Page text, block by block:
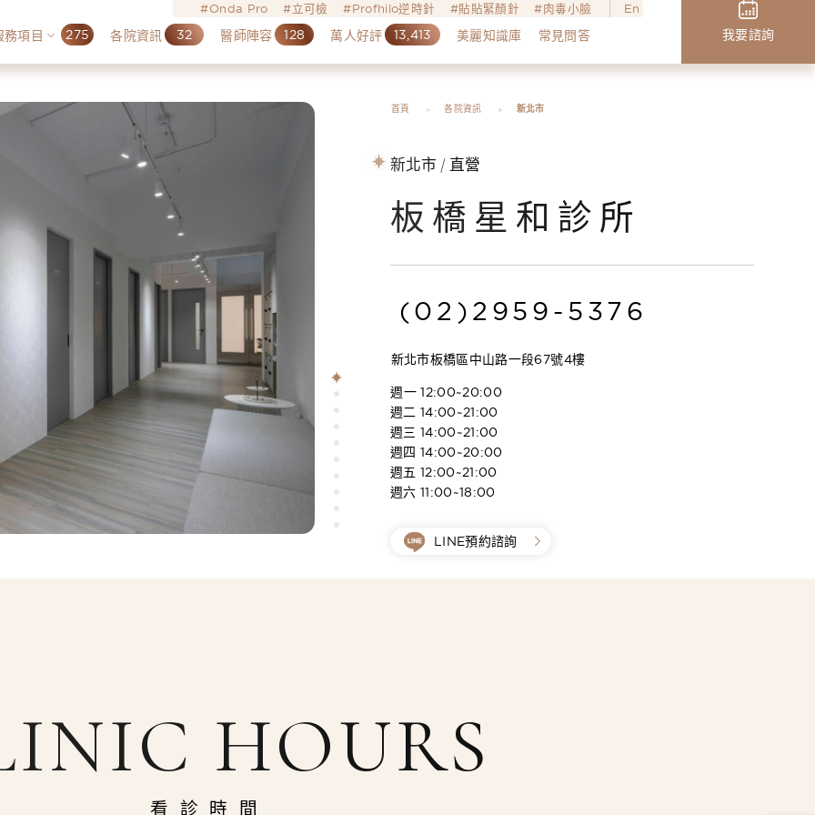
Onda Pro 立可檢 Profhilo逆時針 貼貼緊顏針 肉毒小臉 En
務項目 275 各院資訊 32 醫師陣容 128 萬人好評 13,413 美麗知識庫 常見問答 我要諮詢
首頁 各院資訊 新北市
新北市 / 直營
板橋星和診所
(02)2959-5376
新北市板橋區中山路一段67號4樓
週一 12:00~20:00
週二 14:00~21:00
週三 14:00~21:00
週四 14:00~20:00
週五 12:00~21:00
週六 11:00~18:00
LINE預約諮詢
HOURS
看診時間